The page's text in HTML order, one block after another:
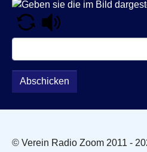
Abschicken
© Verein Radio Zoom 2011 -